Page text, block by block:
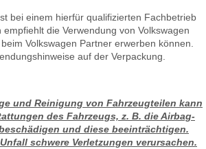
bei einem hierfür qualifizierten Fachbetrieb
empfiehlt die Verwendung von Volkswagen
Volkswagen Partner erwerben können.
auf der Verpackung.
und Reinigung von Fahrzeugteilen kann
des Fahrzeugs, z. B. die Airbag-
und diese beeinträchtigen.
schwere Verletzungen verursachen.